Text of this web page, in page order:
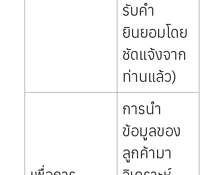
รับคำ
ยินยอมโดย
ชัดแจ้งจาก
ท่านแล้ว)
การนำ
ข้อมูลของ
ลูกค้ามา